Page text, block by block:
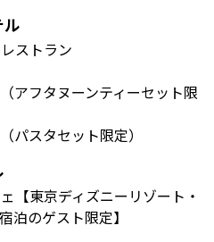
ストラン
アフタヌーンティーセット限
パスタセット限定）
【東京ディズニーリゾート・
泊のゲスト限定】